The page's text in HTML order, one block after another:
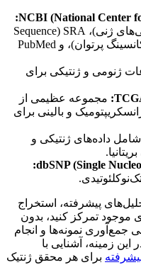
NCBI (National Center
گنجینه‌ای شامل GenBank (توالی‌های ژنی)، SRA (Sequence
Read Archive برای داده‌های سکانسینگ پرتوان)، و PubMed
ژنومی و ژنتیکی برای
مجموعه عظیمی از
و بالینی برای
داده‌های ژنتیکی و
dbSNP (Single
پیشرفته، استخراج
موجود تمرکز کنید، بدون
جمع‌آوری نمونه‌ها و انجام
زمینه، آشنایی با
برای هر محقق ژنتیک